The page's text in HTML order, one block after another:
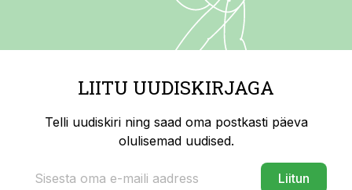
LIITU UUDISKIRJAGA
Telli uudiskiri ning saad oma postkasti päeva
olulisemad uudised.
Liitun